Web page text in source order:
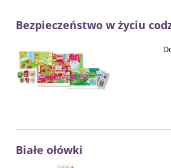
Bezpieczeństwo w życiu
Białe ołówki